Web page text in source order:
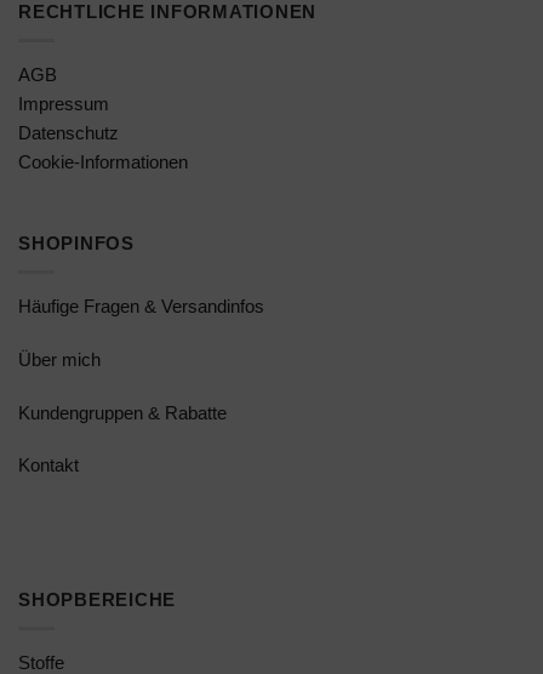
RECHTLICHE INFORMATIONEN
AGB
Impressum
Datenschutz
Cookie-Informationen
SHOPINFOS
Häufige Fragen & Versandinfos
Über mich
Kundengruppen & Rabatte
Kontakt
SHOPBEREICHE
Stoffe